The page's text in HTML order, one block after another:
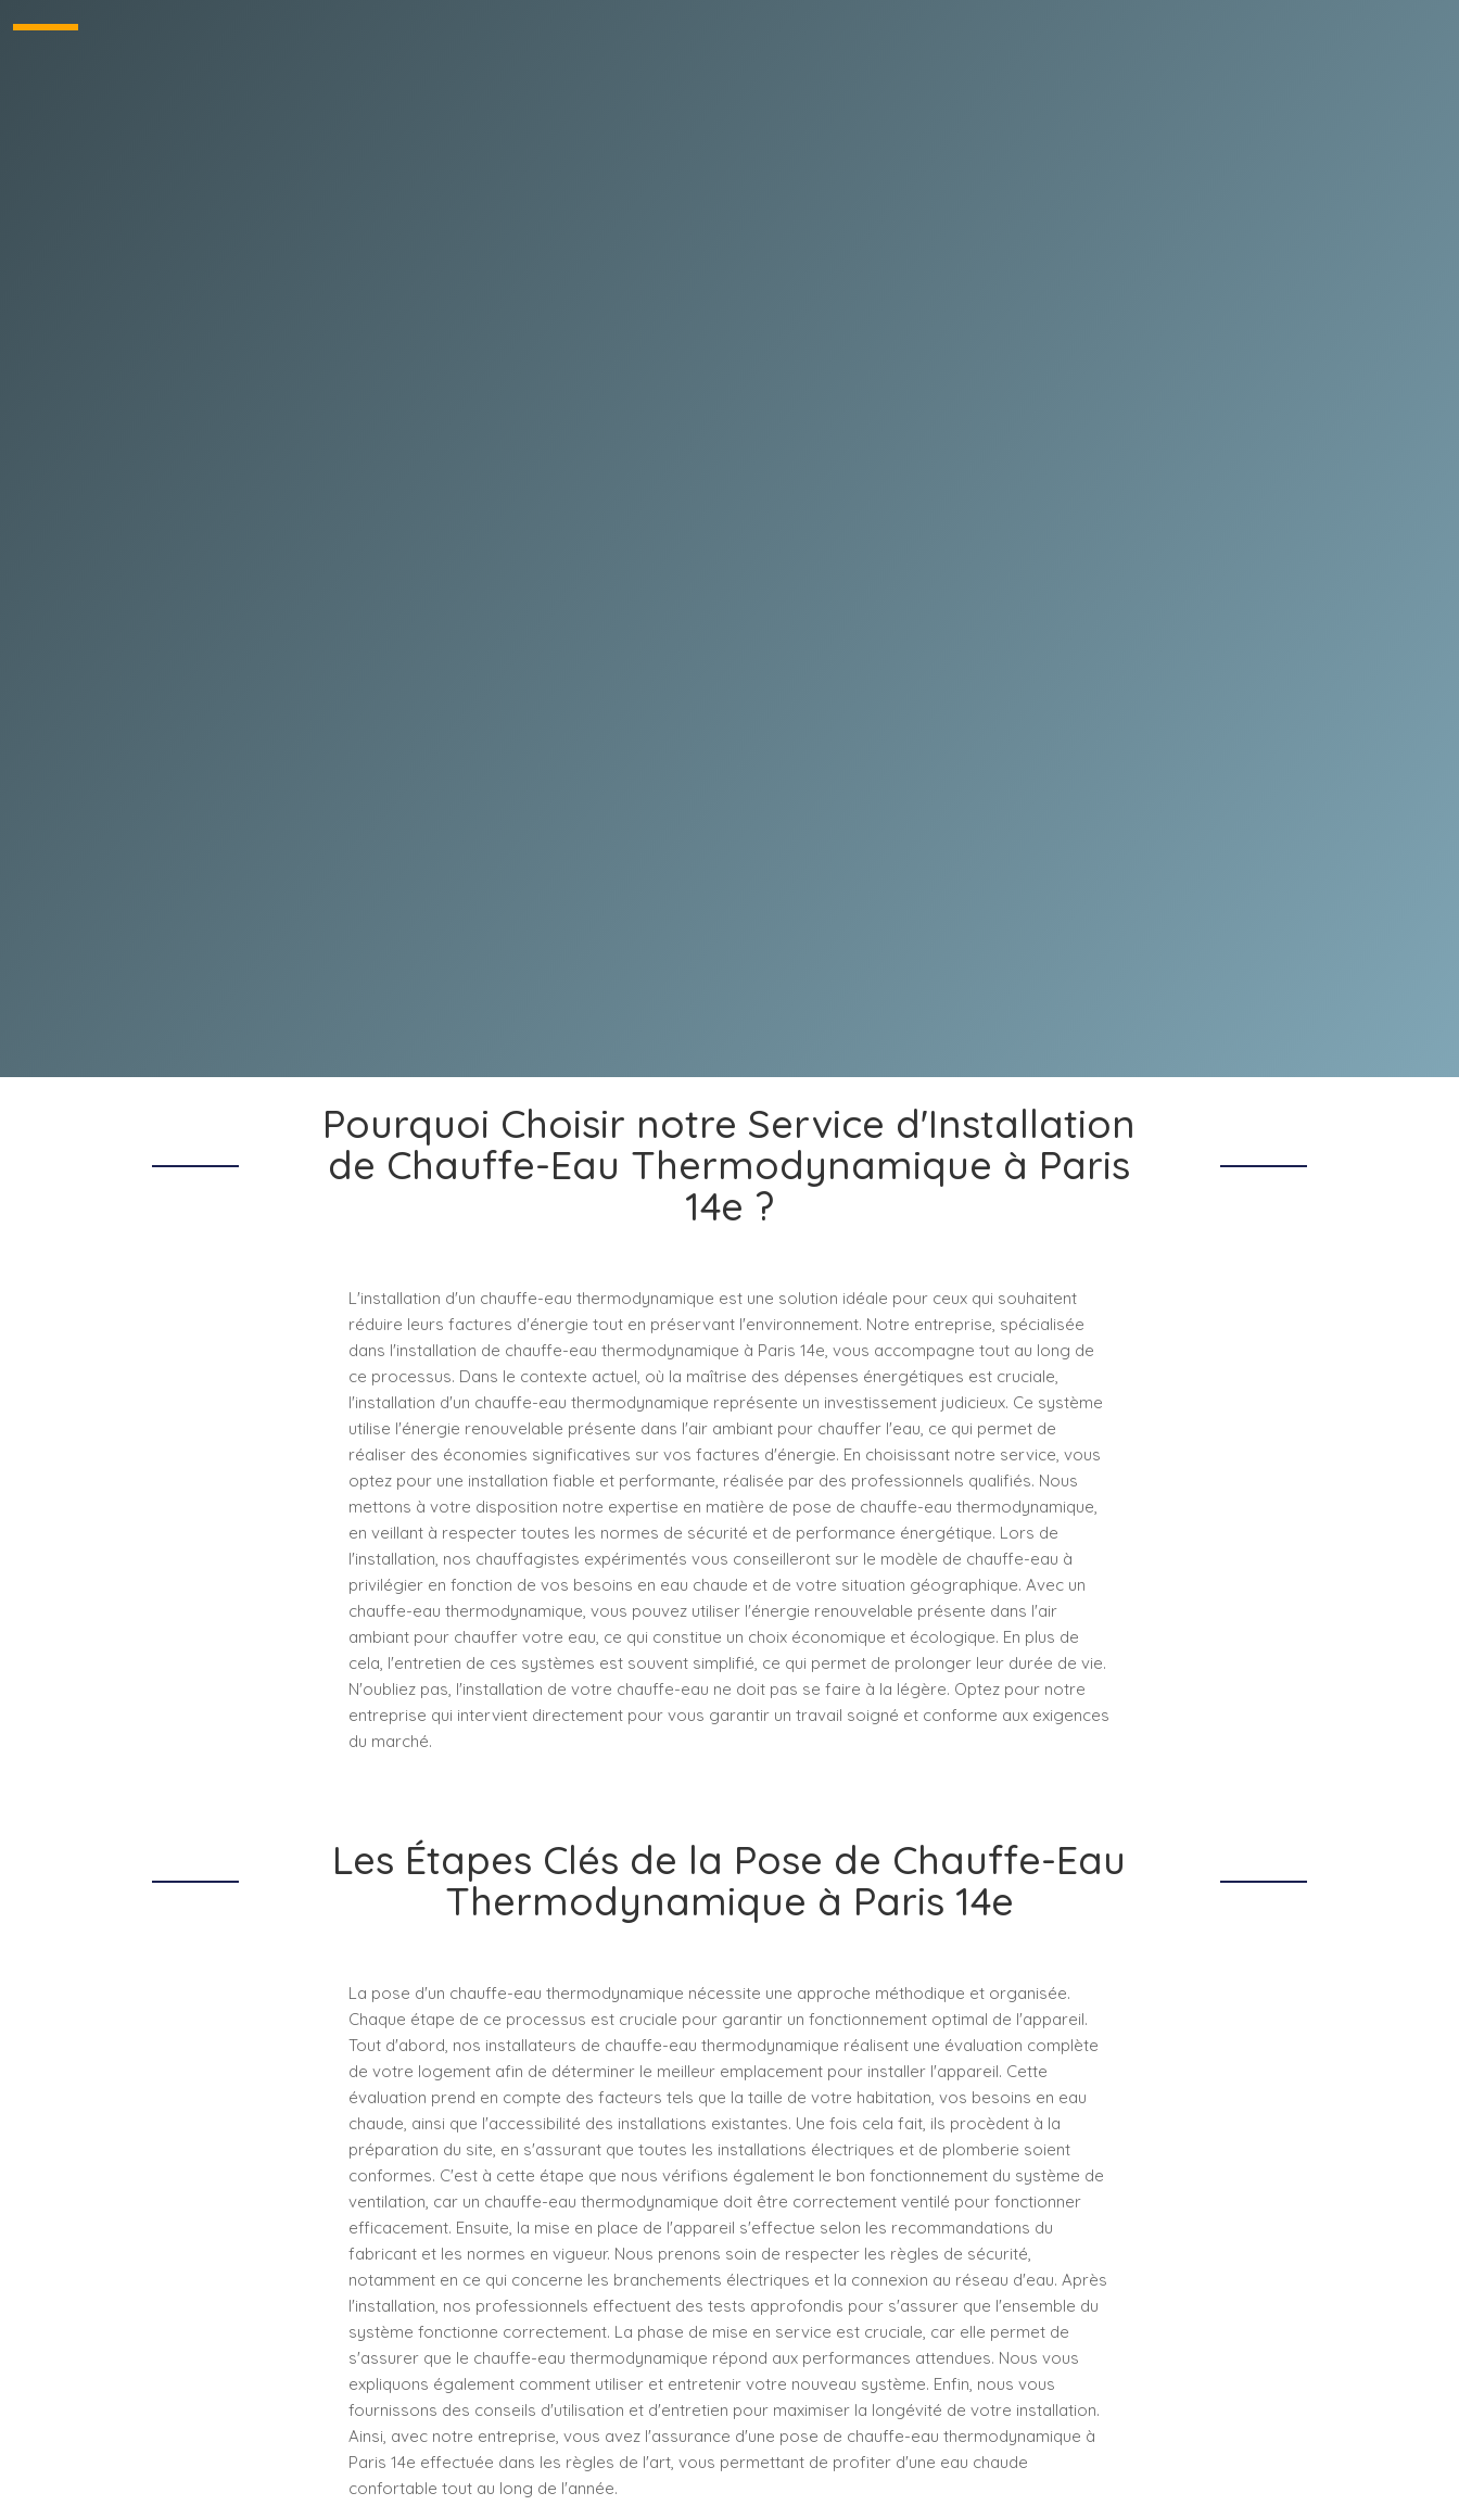
Pourquoi Choisir notre Service d'Installation
de Chauffe-Eau Thermodynamique à Paris
14e ?
L'installation d'un chauffe-eau thermodynamique est une solution idéale pour ceux qui souhaitent
réduire leurs factures d'énergie tout en préservant l'environnement. Notre entreprise, spécialisée
dans l'installation de chauffe-eau thermodynamique à Paris 14e, vous accompagne tout au long de
ce processus. Dans le contexte actuel, où la maîtrise des dépenses énergétiques est cruciale,
l'installation d'un chauffe-eau thermodynamique représente un investissement judicieux. Ce système
utilise l'énergie renouvelable présente dans l'air ambiant pour chauffer l'eau, ce qui permet de
réaliser des économies significatives sur vos factures d'énergie. En choisissant notre service, vous
optez pour une installation fiable et performante, réalisée par des professionnels qualifiés. Nous
mettons à votre disposition notre expertise en matière de pose de chauffe-eau thermodynamique,
en veillant à respecter toutes les normes de sécurité et de performance énergétique. Lors de
l'installation, nos chauffagistes expérimentés vous conseilleront sur le modèle de chauffe-eau à
privilégier en fonction de vos besoins en eau chaude et de votre situation géographique. Avec un
chauffe-eau thermodynamique, vous pouvez utiliser l'énergie renouvelable présente dans l'air
ambiant pour chauffer votre eau, ce qui constitue un choix économique et écologique. En plus de
cela, l'entretien de ces systèmes est souvent simplifié, ce qui permet de prolonger leur durée de vie.
N'oubliez pas, l'installation de votre chauffe-eau ne doit pas se faire à la légère. Optez pour notre
entreprise qui intervient directement pour vous garantir un travail soigné et conforme aux exigences
du marché.
Les Étapes Clés de la Pose de Chauffe-Eau
Thermodynamique à Paris 14e
La pose d'un chauffe-eau thermodynamique nécessite une approche méthodique et organisée.
Chaque étape de ce processus est cruciale pour garantir un fonctionnement optimal de l'appareil.
Tout d'abord, nos installateurs de chauffe-eau thermodynamique réalisent une évaluation complète
de votre logement afin de déterminer le meilleur emplacement pour installer l'appareil. Cette
évaluation prend en compte des facteurs tels que la taille de votre habitation, vos besoins en eau
chaude, ainsi que l'accessibilité des installations existantes. Une fois cela fait, ils procèdent à la
préparation du site, en s'assurant que toutes les installations électriques et de plomberie soient
conformes. C'est à cette étape que nous vérifions également le bon fonctionnement du système de
ventilation, car un chauffe-eau thermodynamique doit être correctement ventilé pour fonctionner
efficacement. Ensuite, la mise en place de l'appareil s'effectue selon les recommandations du
fabricant et les normes en vigueur. Nous prenons soin de respecter les règles de sécurité,
notamment en ce qui concerne les branchements électriques et la connexion au réseau d'eau. Après
l'installation, nos professionnels effectuent des tests approfondis pour s'assurer que l'ensemble du
système fonctionne correctement. La phase de mise en service est cruciale, car elle permet de
s'assurer que le chauffe-eau thermodynamique répond aux performances attendues. Nous vous
expliquons également comment utiliser et entretenir votre nouveau système. Enfin, nous vous
fournissons des conseils d'utilisation et d'entretien pour maximiser la longévité de votre installation.
Ainsi, avec notre entreprise, vous avez l'assurance d'une pose de chauffe-eau thermodynamique à
Paris 14e effectuée dans les règles de l'art, vous permettant de profiter d'une eau chaude
confortable tout au long de l'année.